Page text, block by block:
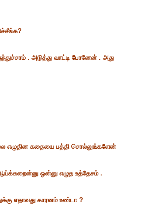
. அடுத்து வாட்டி போனேன் . அது
எழுதின கதையை பத்தி சொல்லுங்களேன்
ஒன்னு எழுத உத்தேசம் .
எதாவது காரனம் உண்டா ?